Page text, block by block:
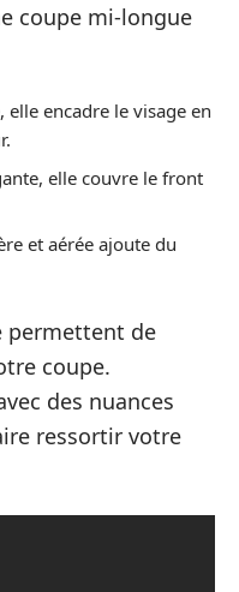
coupe mi-longue
elle encadre le visage en
elle couvre le front
et aérée ajoute du
permettent de
coupe.
des nuances
ressortir votre